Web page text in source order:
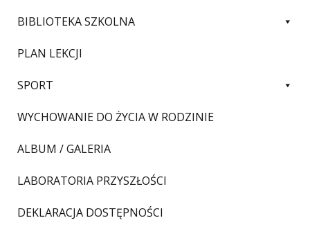
BIBLIOTEKA SZKOLNA
PLAN LEKCJI
SPORT
WYCHOWANIE DO ŻYCIA W RODZINIE
ALBUM / GALERIA
LABORATORIA PRZYSZŁOŚCI
DEKLARACJA DOSTĘPNOŚCI